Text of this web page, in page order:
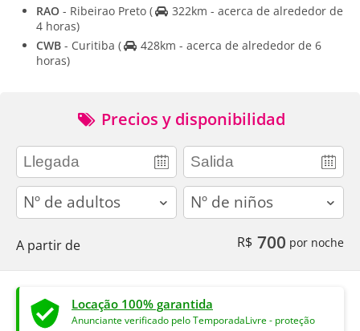
RAO - Ribeirao Preto (
322km - acerca de alrededor de
4 horas)
CWB - Curitiba (
428km - acerca de alrededor de 6
horas)
Precios y disponibilidad
adults children
A partir de R$ 700 por noche
Locação 100% garantida
Anunciante verificado pelo TemporadaLivre - proteção